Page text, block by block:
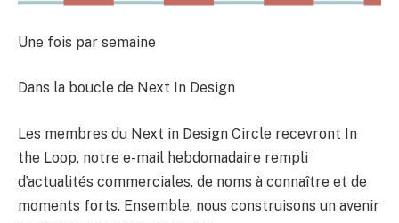
Une fois par semaine
Dans la boucle de Next In Design
Les membres du Next in Design Circle recevront In
the Loop, notre e-mail hebdomadaire rempli
d’actualités commerciales, de noms à connaître et de
moments forts. Ensemble, nous construisons un avenir